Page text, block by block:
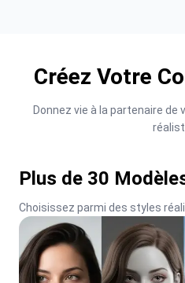
Créez Votre
Donnez vie à la partenaire de
Plus de 30
Choisissez parmi des styles